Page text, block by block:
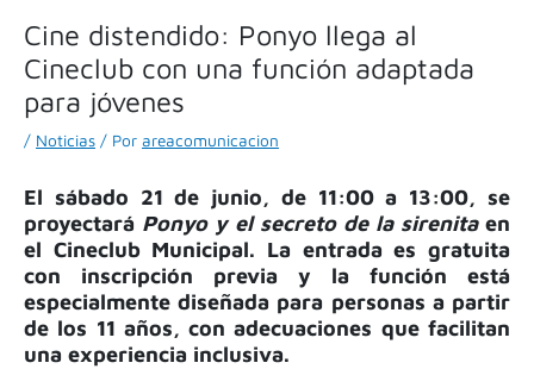
Cine distendido: Ponyo llega al
Cineclub con una función adaptada
para jóvenes
/ Noticias / Por areacomunicacion
El sábado 21 de junio, de 11:00 a 13:00, se
proyectará Ponyo y el secreto de la sirenita en
el Cineclub Municipal. La entrada es gratuita
con inscripción previa y la función está
especialmente diseñada para personas a partir
de los 11 años, con adecuaciones que facilitan
una experiencia inclusiva.